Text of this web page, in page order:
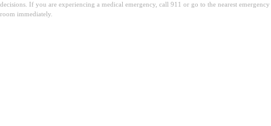
decisions. If you are experiencing a medical emergency, call 911 or go to the nearest emergency
room immediately.